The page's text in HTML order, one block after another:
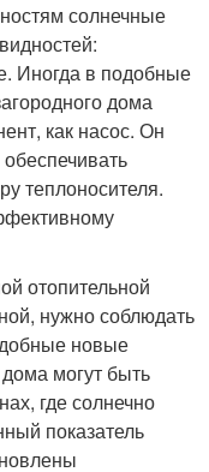
солнечные
Иногда в подобные
дома
как насос. Он
теплоносителя.
отопительной
нужно соблюдать
новые
могут быть
где солнечно
показатель